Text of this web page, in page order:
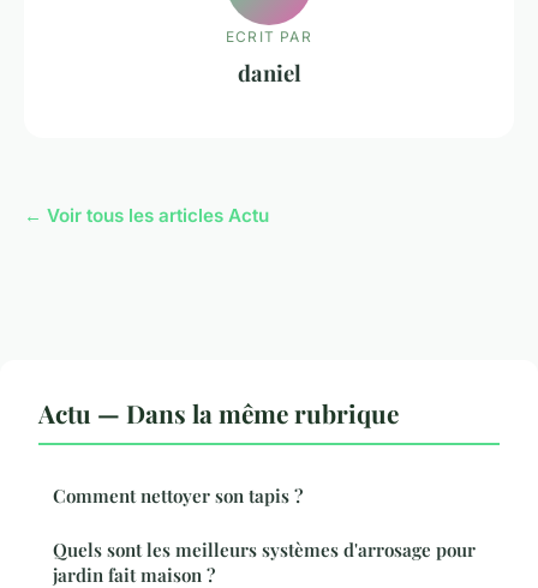
ECRIT PAR
daniel
← Voir tous les articles Actu
Actu — Dans la même rubrique
Comment nettoyer son tapis ?
Quels sont les meilleurs systèmes d'arrosage pour
jardin fait maison ?